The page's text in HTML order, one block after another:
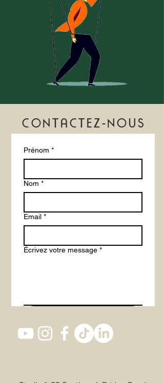
CONTACTEZ-NOUS
Prénom *
Nom *
Email *
Écrivez votre message *